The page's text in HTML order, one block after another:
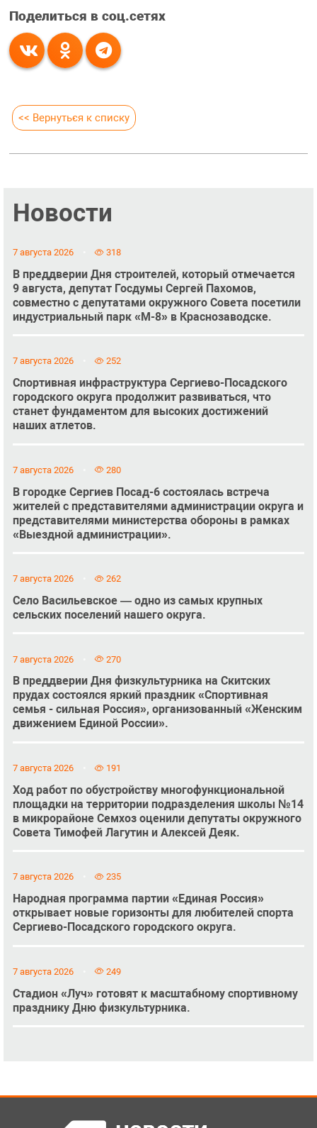
Поделиться в соц.сетях
<< Вернуться к списку
Новости
7 августа 2026 318
В преддверии Дня строителей, который отмечается
9 августа, депутат Госдумы Сергей Пахомов,
совместно с депутатами окружного Совета посетили
индустриальный парк «М-8» в Краснозаводске.
7 августа 2026 252
Спортивная инфраструктура Сергиево-Посадского
городского округа продолжит развиваться, что
станет фундаментом для высоких достижений
наших атлетов.
7 августа 2026 280
В городке Сергиев Посад-6 состоялась встреча
жителей с представителями администрации округа и
представителями министерства обороны в рамках
«Выездной администрации».
7 августа 2026 262
Село Васильевское — одно из самых крупных
сельских поселений нашего округа.
7 августа 2026 270
В преддверии Дня физкультурника на Скитских
прудах состоялся яркий праздник «Спортивная
семья - сильная Россия», организованный «Женским
движением Единой России».
7 августа 2026 191
Ход работ по обустройству многофункциональной
площадки на территории подразделения школы №14
в микрорайоне Семхоз оценили депутаты окружного
Совета Тимофей Лагутин и Алексей Деяк.
7 августа 2026 235
Народная программа партии «Единая Россия»
открывает новые горизонты для любителей спорта
Сергиево-Посадского городского округа.
7 августа 2026 249
Стадион «Луч» готовят к масштабному спортивному
празднику Дню физкультурника.